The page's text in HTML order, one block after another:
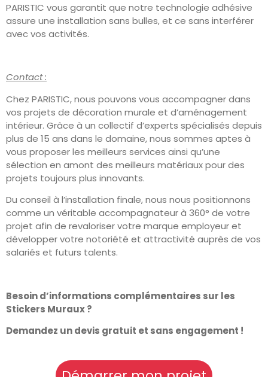
PARISTIC vous garantit que notre technologie adhésive
assure une installation sans bulles, et ce sans interférer
avec vos activités.
Contact :
Chez PARISTIC, nous pouvons vous accompagner dans
vos projets de décoration murale et d’aménagement
intérieur. Grâce à un collectif d’experts spécialisés depuis
plus de 15 ans dans le domaine, nous sommes aptes à
vous proposer les meilleurs services ainsi qu’une
sélection en amont des meilleurs matériaux pour des
projets toujours plus innovants.
Du conseil à l’installation finale, nous nous positionnons
comme un véritable accompagnateur à 360° de votre
projet afin de revaloriser votre marque employeur et
développer votre notoriété et attractivité auprès de vos
salariés et futurs talents.
Besoin d’informations complémentaires sur les
Stickers Muraux ?
Demandez un devis gratuit et sans engagement !